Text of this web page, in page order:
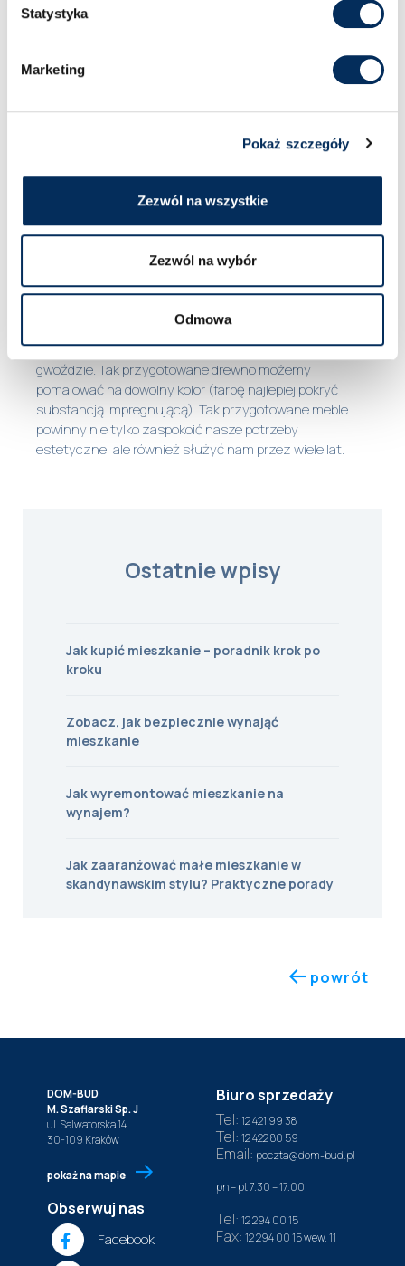
Statystyka
Marketing
Pokaż szczegóły
Zezwól na wszystkie
Zezwól na wybór
Odmowa
lub tarasowe (polecamy nasz tekst, w którym
pisaliśmy, jak zaaranżować mały ogród i jakie kwiaty
wybrać na taras lub balkon). Ponownie musimy zabić
listwami wolną przestrzeń między listwami, a tak
Jakie palety wybrać i co zrobić z
Do skonstruowania własnych mebli ogrodowych
najlepiej wybrać europalety trójwarstwowe o wymiarach
120 x 80 x 14,4 cm. Są wytrzymałe, zbudowane z
grubych deszczułek i wzmocnione w narożnikach.
Przed użyciem drewno należy dokładnie wyheblować
(najlepiej szlifierką oscylacyjną z papierem ściernym o
różnej ścierniwie), by pozbyć się wszystkich drzazg i
nierówności, należy również uważać na wystające
gwoździe. Tak przygotowane drewno możemy
pomalować na dowolny kolor (farbę najlepiej pokryć
substancją impregnującą). Tak przygotowane meble
powinny nie tylko zaspokoić nasze potrzeby
estetyczne, ale również służyć nam przez wiele lat.
Ostatnie wpisy
Jak kupić mieszkanie – poradnik krok po
kroku
Zobacz, jak bezpiecznie wynająć
mieszkanie
Jak wyremontować mieszkanie na
wynajem?
Jak zaaranżować małe mieszkanie w
skandynawskim stylu? Praktyczne porady
powrót
DOM-BUD
M. Szaflarski Sp. J
ul. Salwatorska 14
30-109 Kraków
pokaż na mapie
Obserwuj nas
Facebook
Biuro sprzedaży
Tel: 12 421 99 38
Tel: 12 422 80 59
Email: poczta@dom-bud.pl
pn – pt 7.30 – 17.00
Tel: 12 294 00 15
Fax: 12 294 00 15wew. 11